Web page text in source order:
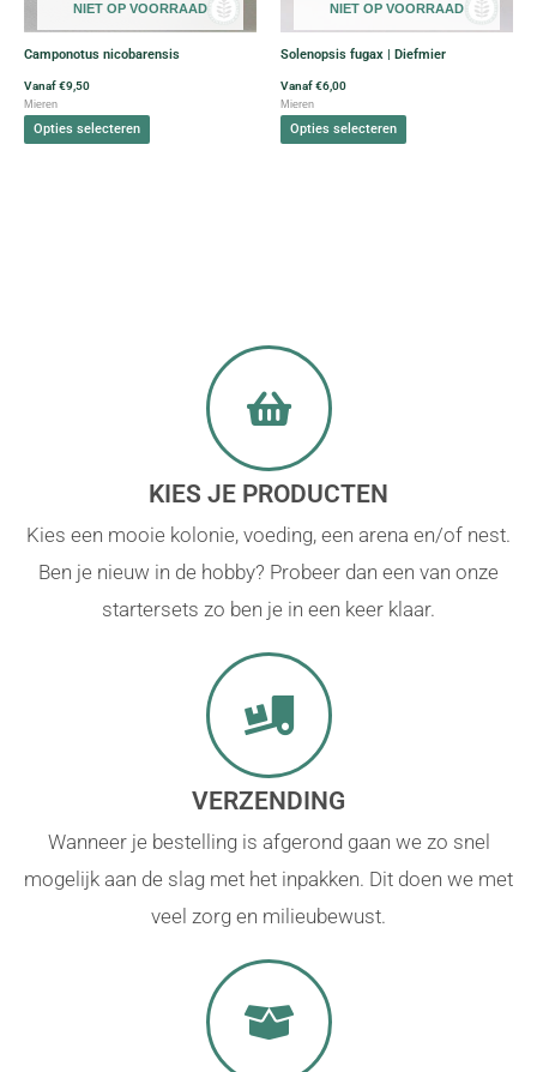
NIET OP VOORRAAD
Camponotus nicobarensis
Vanaf€9,50
Mieren
Opties selecteren
optie
kan
gekozen
NIET OP VOORRAAD
Solenopsis fugax | Diefmier
Vanaf€6,00
Mieren
Opties selecteren
optie
kan
gekozen
KIES JE PRODUCTEN
Kies een mooie kolonie, voeding, een arena en/of nest.
Ben je nieuw in de hobby? Probeer dan een van onze
startersets zo ben je in een keer klaar.
VERZENDING
Wanneer je bestelling is afgerond gaan we zo snel
mogelijk aan de slag met het inpakken. Dit doen we met
veel zorg en milieubewust.